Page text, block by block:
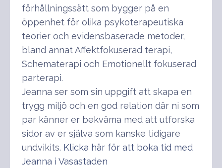
förhållningssätt som bygger på en
öppenhet för olika psykoterapeutiska
teorier och evidensbaserade metoder,
bland annat Affektfokuserad terapi,
Schematerapi och Emotionellt fokuserad
parterapi.
Jeanna ser som sin uppgift att skapa en
trygg miljö och en god relation där ni som
par känner er bekväma med att utforska
sidor av er själva som kanske tidigare
undvikits. Klicka här för att boka tid med
Jeanna i Vasastaden